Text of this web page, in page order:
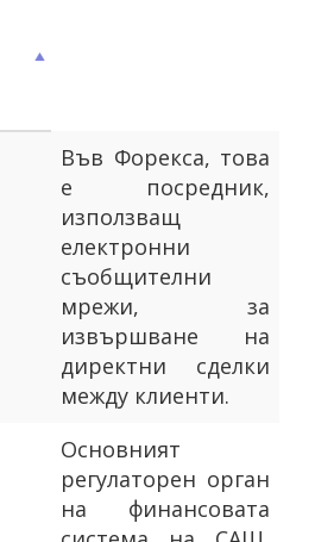
Във Форекса, това
е посредник,
използващ
електронни
съобщителни
мрежи, за
извършване на
директни сделки
между клиенти.
Основният
регулаторен орган
на финансовата